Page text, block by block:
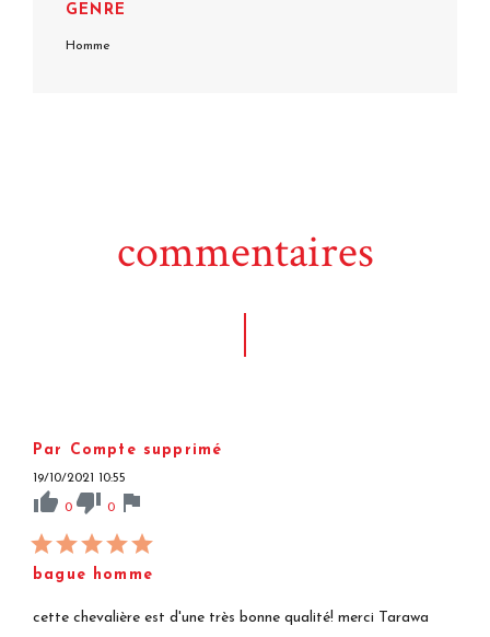
GENRE
Homme
commentaires
Par Compte supprimé
19/10/2021 10:55
thumb_up 0 thumb_down 0 flag
bague homme
cette chevalière est d'une très bonne qualité! merci Tarawa